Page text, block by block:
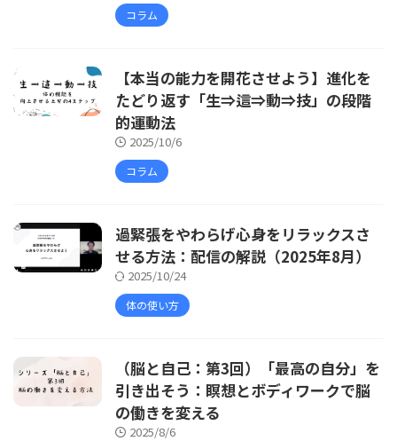
コラム
【本当の能力を開花させよう】進化を
たどり返す「生⇒這⇒動⇒技」の段階
的運動法
2025/10/6
コラム
過緊張をやわらげ心身をリラックスさ
せる方法：配信の解説（2025年8月）
2025/10/24
体の使い方
（脳と自己：第3回）「最高の自分」を
引き出そう：瞑想とボディワークで脳
の働きを変える
2025/8/6